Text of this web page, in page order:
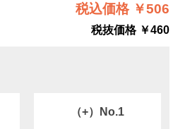
税込価格 ￥506
税抜価格 ￥460
（+）No.1